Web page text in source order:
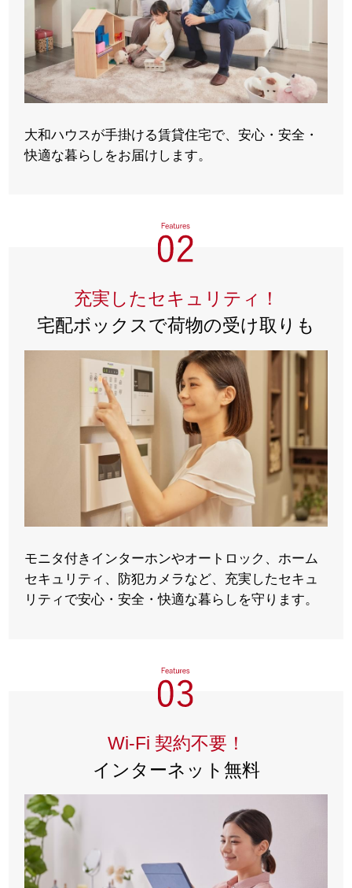
大和ハウスが手掛ける賃貸住宅で、安心・安全・
快適な暮らしをお届けします。
充実したセキュリティ！
宅配ボックスで荷物の受け取りも
モニタ付きインターホンやオートロック、ホーム
セキュリティ、防犯カメラなど、充実したセキュ
リティで安心・安全・快適な暮らしを守ります。
Wi-Fi 契約不要！
インターネット無料